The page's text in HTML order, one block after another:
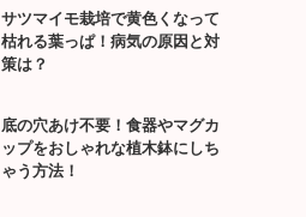
サツマイモ栽培で黄色くなって
枯れる葉っぱ！病気の原因と対
策は？
底の穴あけ不要！食器やマグカ
ップをおしゃれな植木鉢にしち
ゃう方法！